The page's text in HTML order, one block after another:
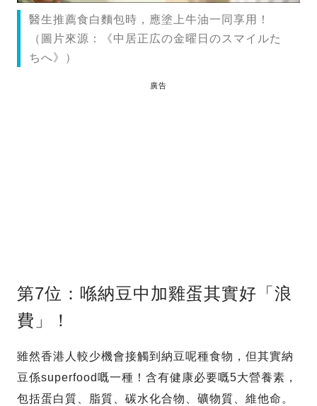
醫生推薦食白麵包時，應塗上牛油一同享用！
（圖片來源：《中居正広の金曜日のスマイルた
ちへ》）
廣告
第7位：喺納豆中加雞蛋其實好「浪
費」！
雖然香港人較少機會接觸到納豆呢種食物，但其實納
豆係superfood嘅一種！含有健康必要嘅5大營養素，
包括蛋白質、脂質、碳水化合物、礦物質、維他命。